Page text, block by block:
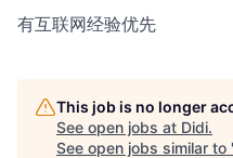
有互联网经验优先
This job is no longer
See open jobs at Didi.
See open jobs similar to